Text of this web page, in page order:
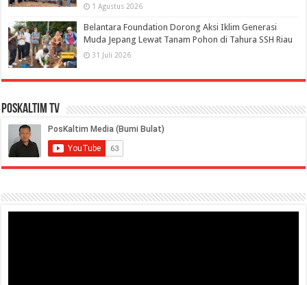
1 Agustus 2026
Belantara Foundation Dorong Aksi Iklim Generasi
Muda Jepang Lewat Tanam Pohon di Tahura SSH Riau
31 Juli 2026
PosKaltim TV